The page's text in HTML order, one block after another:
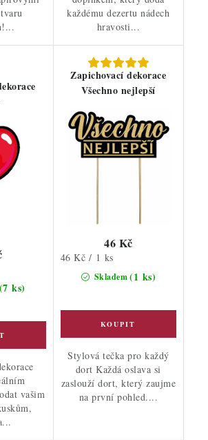
každému dezertu nádech
hravosti...
(7 ks)
vašim
Zapichovací dekorace
Všechno nejlepší
Skladem(1 ks)
46 Kč
Měrná
46 Kč / 1 ks
Stylová tečka pro každý
dort Každá oslava si
zaslouží dort, který zaujme
na první pohled....